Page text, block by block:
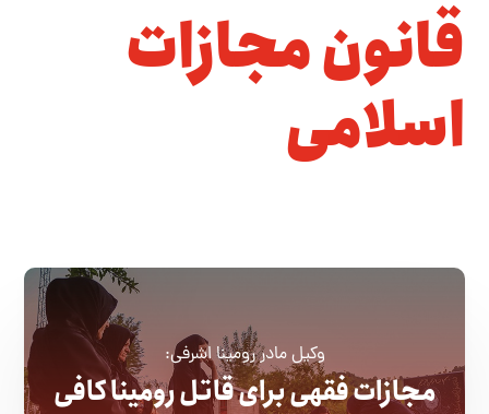
قانون مجازات
اسلامی
وکیل مادر رومینا اشرفی:
مجازات فقهی برای قاتل رومینا کافی